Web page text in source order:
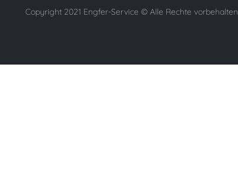
Copyright 2021 Engfer-Service © Alle Rechte vorbehalten